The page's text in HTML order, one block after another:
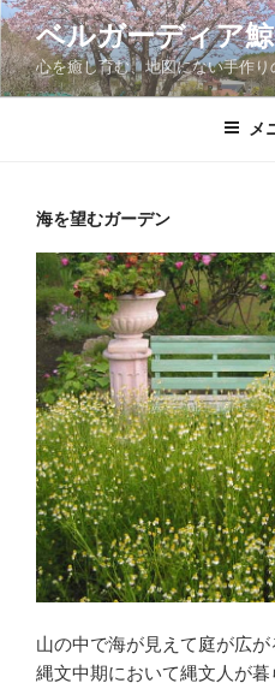
コ
ン
テ
ン
ベルガーディア
心を癒し育む、地図にない手作
メ
海を望むガーデン
山の中で海が見えて庭が広
縄文中期において縄文人が暮